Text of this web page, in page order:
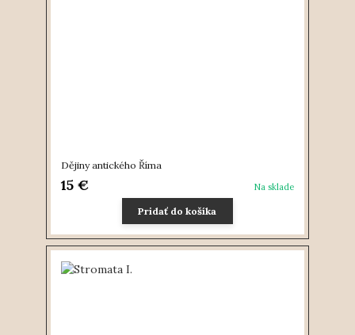
Dějiny antického Říma
15 € Na sklade
Pridať do košíka